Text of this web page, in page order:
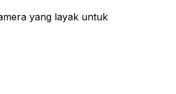
yang layak untuk